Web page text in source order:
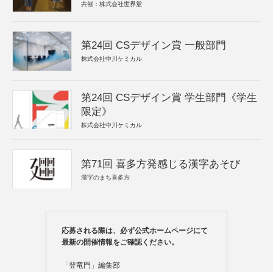
共催：株式会社世界堂
第24回 CSデザイン賞 一般部門
株式会社中川ケミカル
第24回 CSデザイン賞 学生部門《学生
限定》
株式会社中川ケミカル
第71回 喜多方発感じる漢字あそび
漢字のまち喜多方
応募される際は、必ず公式ホームページにて
最新の開催情報をご確認ください。
「登竜門」編集部